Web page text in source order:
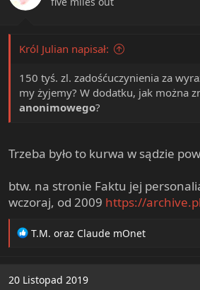
s
Król Julian napisał:
150 tyś. zl. zadośćuczynienia za
my żyjemy? W dodatku, jak można
anonimowego?
Trzeba było to kurwa w sądzie
btw. na stronie Faktu jej
wczoraj, od 2009 https://
R
t
T.M. oraz Claude mOnet
20 Listopad 2019